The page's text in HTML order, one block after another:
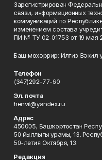
Зарегистрирован
связи, информационных
коммуникаций по
изменением состава
ПИ № ТУ 02-01753 от 19 мая
Баш мөхәррир: Илгиз
Телефон
(347)292-77-60
Эл. почта
henvil@yandex.ru
Адрес
450005, Башҡортостан
50 йыллығы урамы, 13.
50-летия Октября, 13.
Редакция